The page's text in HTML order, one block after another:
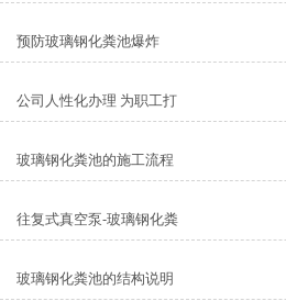
预防玻璃钢化粪池爆炸
公司人性化办理 为职工打
玻璃钢化粪池的施工流程
往复式真空泵-玻璃钢化粪
玻璃钢化粪池的结构说明